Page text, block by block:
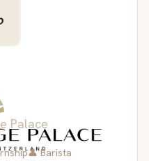
CCNT
Palace
👤 Barista